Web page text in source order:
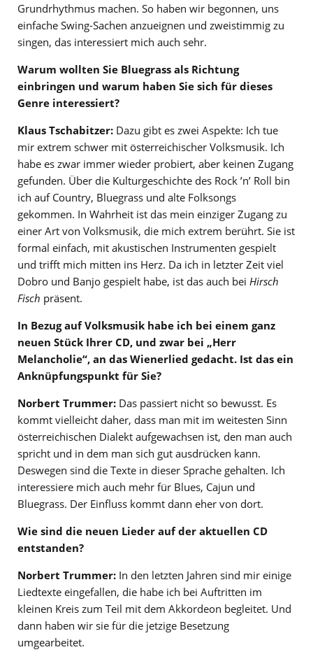
Grundrhythmus machen. So haben wir begonnen, uns
einfache Swing-Sachen anzueignen und zweistimmig zu
singen, das interessiert mich auch sehr.
Warum wollten Sie Bluegrass als Richtung
einbringen und warum haben Sie sich für dieses
Genre interessiert?
Klaus Tschabitzer: Dazu gibt es zwei Aspekte: Ich tue
mir extrem schwer mit österreichischer Volksmusik. Ich
habe es zwar immer wieder probiert, aber keinen Zugang
gefunden. Über die Kulturgeschichte des Rock ’n’ Roll bin
ich auf Country, Bluegrass und alte Folksongs
gekommen. In Wahrheit ist das mein einziger Zugang zu
einer Art von Volksmusik, die mich extrem berührt. Sie ist
formal einfach, mit akustischen Instrumenten gespielt
und trifft mich mitten ins Herz. Da ich in letzter Zeit viel
Dobro und Banjo gespielt habe, ist das auch bei Hirsch
Fisch präsent.
In Bezug auf Volksmusik habe ich bei einem ganz
neuen Stück Ihrer CD, und zwar bei „Herr
Melancholie“, an das Wienerlied gedacht. Ist das ein
Anknüpfungspunkt für Sie?
Norbert Trummer: Das passiert nicht so bewusst. Es
kommt vielleicht daher, dass man mit im weitesten Sinn
österreichischen Dialekt aufgewachsen ist, den man auch
spricht und in dem man sich gut ausdrücken kann.
Deswegen sind die Texte in dieser Sprache gehalten. Ich
interessiere mich auch mehr für Blues, Cajun und
Bluegrass. Der Einfluss kommt dann eher von dort.
Wie sind die neuen Lieder auf der aktuellen CD
entstanden?
Norbert Trummer: In den letzten Jahren sind mir einige
Liedtexte eingefallen, die habe ich bei Auftritten im
kleinen Kreis zum Teil mit dem Akkordeon begleitet. Und
dann haben wir sie für die jetzige Besetzung
umgearbeitet.